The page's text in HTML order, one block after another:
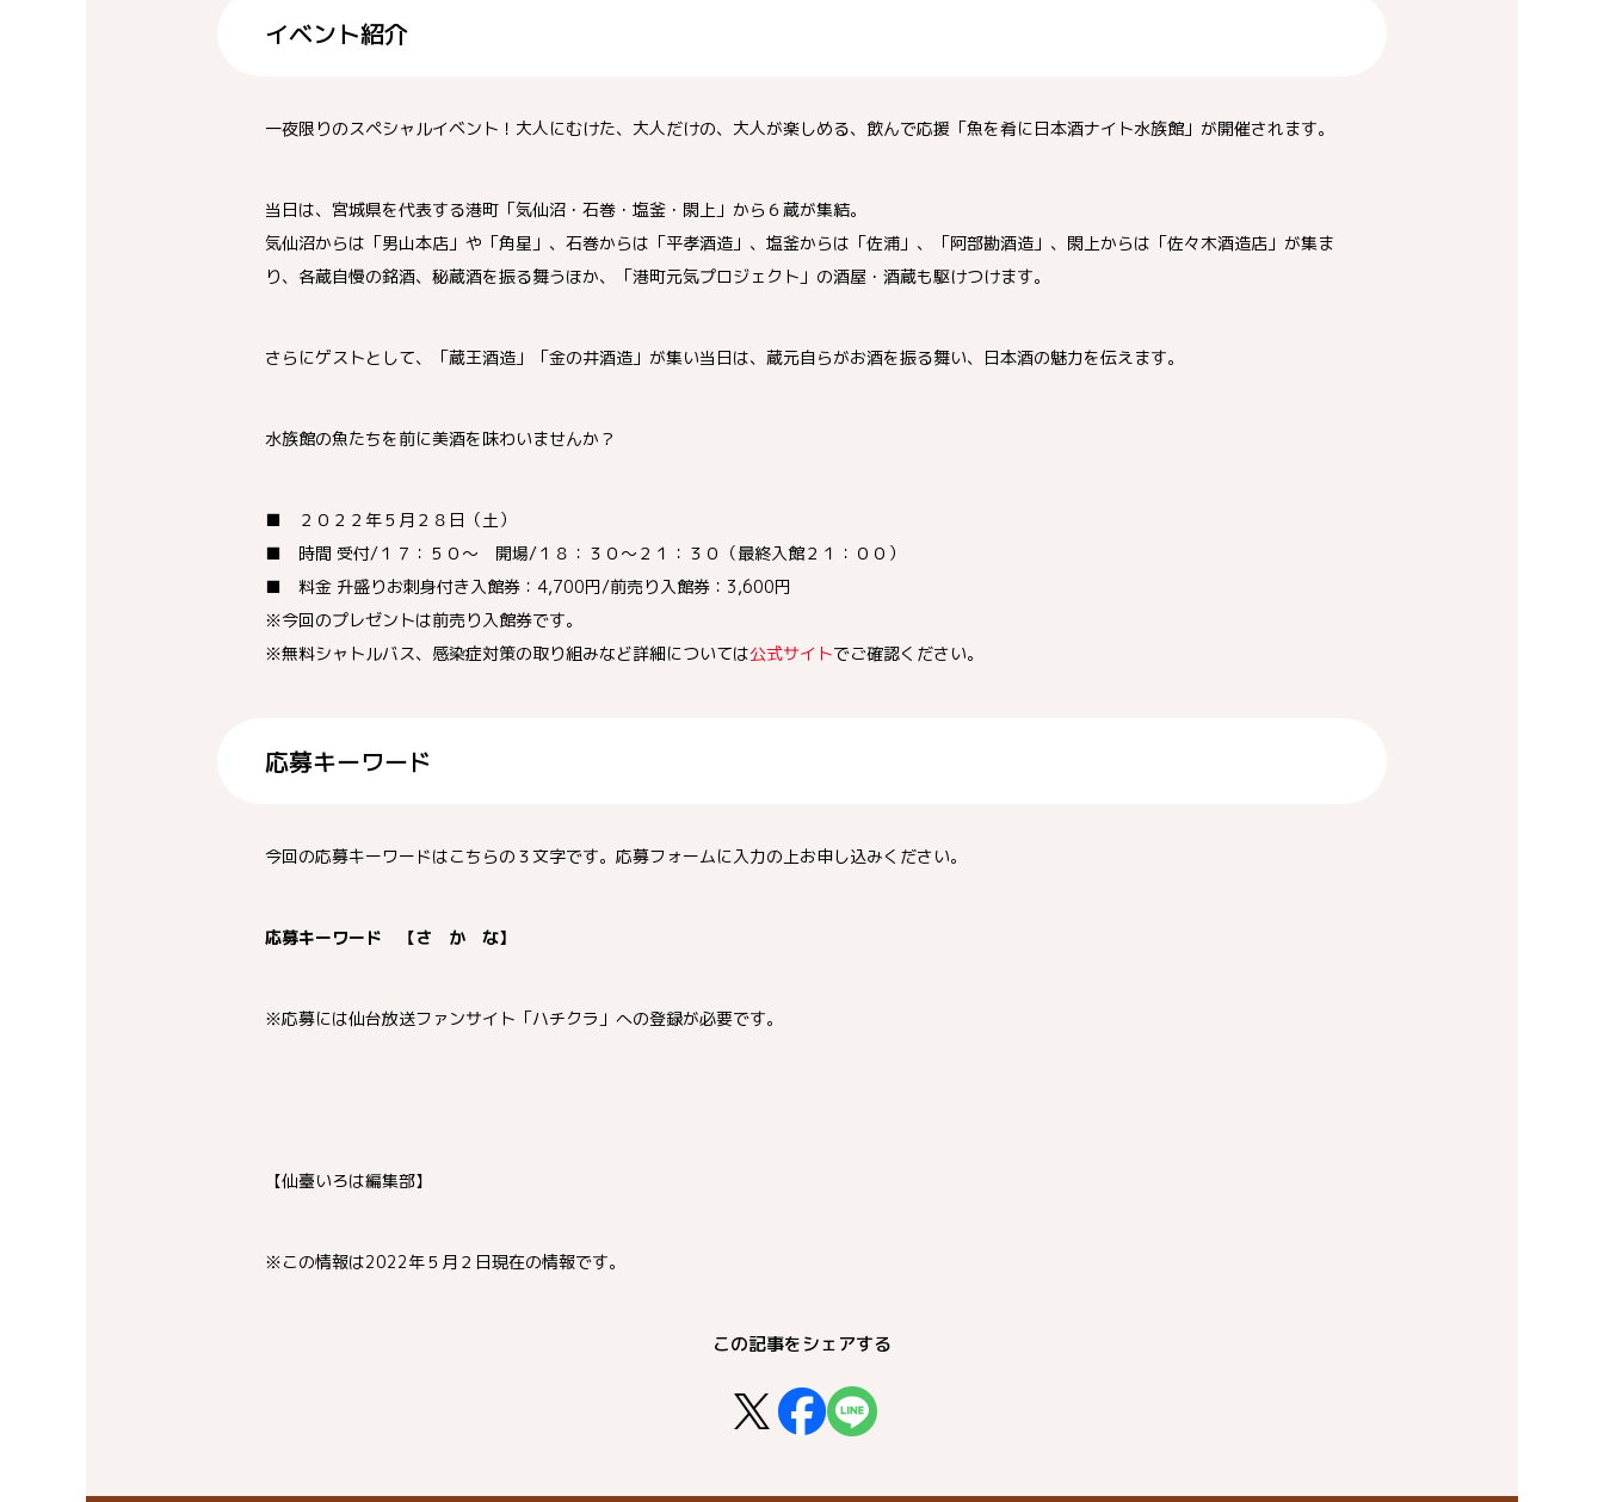
イベント紹介
一夜限りのスペシャルイベント！大人にむけた、大人だけの、大人が楽しめる、飲んで応援「魚を肴に日本酒ナイト水族館」が開催されます。
当日は、宮城県を代表する港町「気仙沼・石巻・塩釜・閖上」から６蔵が集結。
気仙沼からは「男山本店」や「角星」、石巻からは「平孝酒造」、塩釜からは「佐浦」、「阿部勘酒造」、閖上からは「佐々木酒造店」が集ま
り、各蔵自慢の銘酒、秘蔵酒を振る舞うほか、「港町元気プロジェクト」の酒屋・酒蔵も駆けつけます。
さらにゲストとして、「蔵王酒造」「金の井酒造」が集い当日は、蔵元自らがお酒を振る舞い、日本酒の魅力を伝えます。
水族館の魚たちを前に美酒を味わいませんか？
■ ２０２２年５月２８日（土）
■ 時間 受付/１７：５０～ 開場/１８：３０～２１：３０（最終入館２１：００）
■ 料金 升盛りお刺身付き入館券：4,700円/前売り入館券：3,600円
※今回のプレゼントは前売り入館券です。
※無料シャトルバス、感染症対策の取り組みなど詳細については公式サイトでご確認ください。
応募キーワード
今回の応募キーワードはこちらの３文字です。応募フォームに入力の上お申し込みください。
応募キーワード 【さ か な】
※応募には仙台放送ファンサイト「ハチクラ」への登録が必要です。
【仙臺いろは編集部】
※この情報は2022年５月２日現在の情報です。
この記事をシェアする